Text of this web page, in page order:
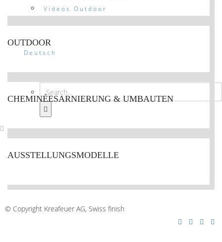
Videos Outdoor
Deutsch
OUTDOOR
CHEMINÉESARNIERUNG & UMBAUTEN
AUSSTELLUNGSMODELLE
© Copyright Kreafeuer AG, Swiss finish